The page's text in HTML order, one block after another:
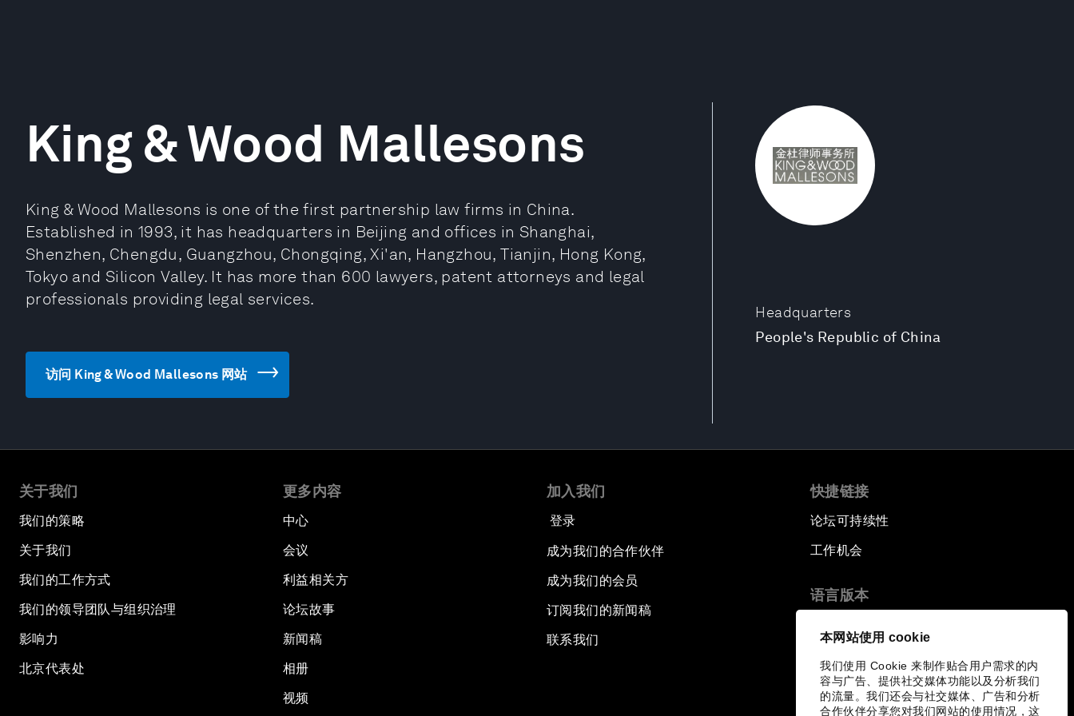
本网站使用 cookie
我们使用 Cookie 来制作贴合用户需求的内
容与广告、提供社交媒体功能以及分析我们
的流量。我们还会与社交媒体、广告和分析
合作伙伴分享您对我们网站的使用情况，这
Headquarters
People's Republic of China
King & Wood Mallesons
King & Wood Mallesons is one of the first partnership law firms in China.
Established in 1993, it has headquarters in Beijing and offices in Shanghai,
Shenzhen, Chengdu, Guangzhou, Chongqing, Xi'an, Hangzhou, Tianjin, Hong Kong,
Tokyo and Silicon Valley. It has more than 600 lawyers, patent attorneys and legal
professionals providing legal services.
访问 King & Wood Mallesons 网站
关于我们
我们的策略
关于我们
我们的工作方式
我们的领导团队与组织治理
影响力
北京代表处
更多内容
中心
会议
利益相关方
论坛故事
新闻稿
相册
视频
加入我们
登录
成为我们的合作伙伴
成为我们的会员
订阅我们的新闻稿
联系我们
快捷链接
论坛可持续性
工作机会
语言版本